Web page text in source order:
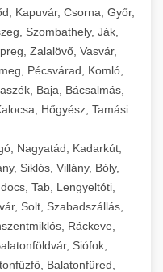
Kapuvár, Csorna, Győr,
Szombathely, Ják,
Zalalövő, Vasvár,
Pécsvárad, Komló,
Baja, Bácsalmás,
Hőgyész, Tamási
Nagyatád, Kadarkút,
Siklós, Villány, Bóly,
Tab, Lengyeltóti,
Solt, Szabadszállás,
Ráckeve,
Siófok,
Balatonfüred,